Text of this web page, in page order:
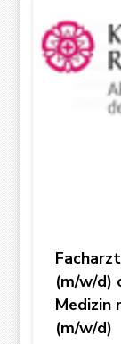
(m/w/d)
Medizin
(m/w/d)